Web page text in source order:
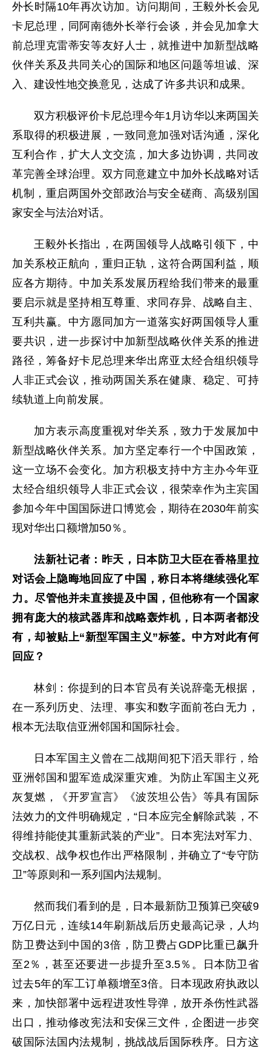
外长时隔10年再次访加。访问期间，王毅外长会见
卡尼总理，同阿南德外长举行会谈，并会见加拿大
前总理克雷蒂安等友好人士，就推进中加新型战略
伙伴关系及共同关心的国际和地区问题等坦诚、深
入、建设性地交换意见，达成了许多共识和成果。
双方积极评价卡尼总理今年1月访华以来两国关
系取得的积极进展，一致同意加强对话沟通，深化
互利合作，扩大人文交流，加大多边协调，共同改
革完善全球治理。双方同意建立中加外长战略对话
机制，重启两国外交部政治与安全磋商、高级别国
家安全与法治对话。
王毅外长指出，在两国领导人战略引领下，中
加关系校正航向，重归正轨，这符合两国利益，顺
应各方期待。中加关系发展历程给我们带来的最重
要启示就是坚持相互尊重、求同存异、战略自主、
互利共赢。中方愿同加方一道落实好两国领导人重
要共识，进一步探讨中加新型战略伙伴关系的推进
路径，筹备好卡尼总理来华出席亚太经合组织领导
人非正式会议，推动两国关系在健康、稳定、可持
续轨道上向前发展。
加方表示高度重视对华关系，致力于发展加中
新型战略伙伴关系。加方坚定奉行一个中国政策，
这一立场不会变化。加方积极支持中方主办今年亚
太经合组织领导人非正式会议，很荣幸作为主宾国
参加今年中国国际进口博览会，期待在2030年前实
现对华出口额增加50％。
法新社记者：昨天，日本防卫大臣在香格里拉
对话会上隐晦地回应了中国，称日本将继续强化军
力。尽管他并未直接提及中国，但他称有一个国家
拥有庞大的核武器库和战略轰炸机，日本两者都没
有，却被贴上“新型军国主义”标签。中方对此有何
回应？
林剑：你提到的日本官员有关说辞毫无根据，
在一系列历史、法理、事实和数字面前苍白无力，
根本无法取信亚洲邻国和国际社会。
日本军国主义曾在二战期间犯下滔天罪行，给
亚洲邻国和盟军造成深重灾难。为防止军国主义死
灰复燃，《开罗宣言》《波茨坦公告》等具有国际
法效力的文件明确规定，“日本应完全解除武装，不
得维持能使其重新武装的产业”。日本宪法对军力、
交战权、战争权也作出严格限制，并确立了“专守防
卫”等原则和一系列国内法规制。
然而我们看到的是，日本最新防卫预算已突破9
万亿日元，连续14年刷新战后历史最高记录，人均
防卫费达到中国的3倍，防卫费占GDP比重已飙升
至2％，甚至还要进一步提升至3.5％。日本防卫省
过去5年的军工订单额增至3倍。日本现政府执政以
来，加快部署中远程进攻性导弹，放开杀伤性武器
出口，推动修改宪法和安保三文件，企图进一步突
破国际法国内法规制，挑战战后国际秩序。日方这